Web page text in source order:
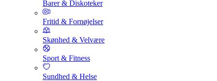
Barer & Diskoteker
Fritid & Fornøjelser
Skønhed & Velvære
Sport & Fitness
Sundhed & Helse